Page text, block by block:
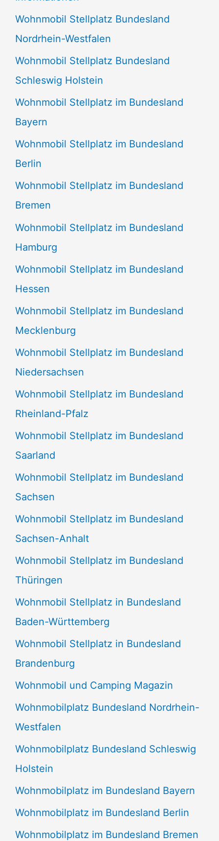
n
n
a
c
h
:
Wohnmobil Stellplatz Bundesland
Nordrhein-Westfalen
Wohnmobil Stellplatz Bundesland
Schleswig Holstein
Wohnmobil Stellplatz im Bundesland
Bayern
Wohnmobil Stellplatz im Bundesland
Berlin
Wohnmobil Stellplatz im Bundesland
Bremen
Wohnmobil Stellplatz im Bundesland
Hamburg
Wohnmobil Stellplatz im Bundesland
Hessen
Wohnmobil Stellplatz im Bundesland
Mecklenburg
Wohnmobil Stellplatz im Bundesland
Niedersachsen
Wohnmobil Stellplatz im Bundesland
Rheinland-Pfalz
Wohnmobil Stellplatz im Bundesland
Saarland
Wohnmobil Stellplatz im Bundesland
Sachsen
Wohnmobil Stellplatz im Bundesland
Sachsen-Anhalt
Wohnmobil Stellplatz im Bundesland
Thüringen
Wohnmobil Stellplatz in Bundesland
Baden-Württemberg
Wohnmobil Stellplatz in Bundesland
Brandenburg
Wohnmobil und Camping Magazin
Wohnmobilplatz Bundesland Nordrhein-
Westfalen
Wohnmobilplatz Bundesland Schleswig
Holstein
Wohnmobilplatz im Bundesland Bayern
Wohnmobilplatz im Bundesland Berlin
Wohnmobilplatz im Bundesland Bremen